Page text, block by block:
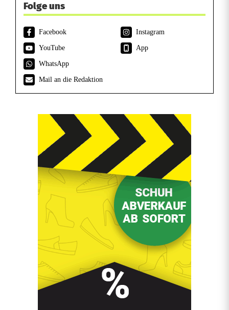
Folge uns
Facebook
Instagram
YouTube
App
WhatsApp
Mail an die Redaktion